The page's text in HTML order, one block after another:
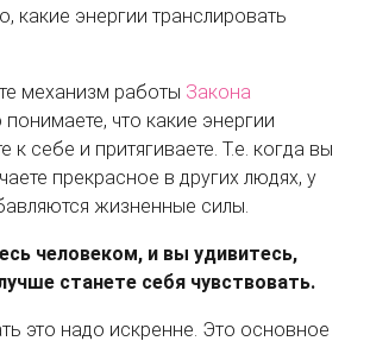
какие энергии транслировать
механизм работы Закона
понимаете, что какие энергии
к себе и притягиваете. Т.е. когда вы
прекрасное в других людях, у
жизненные силы.
человеком, и вы удивитесь,
станете себя чувствовать.
это надо искренне. Это основное